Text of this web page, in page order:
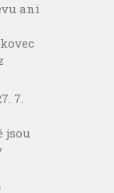
ani
7.
jsou